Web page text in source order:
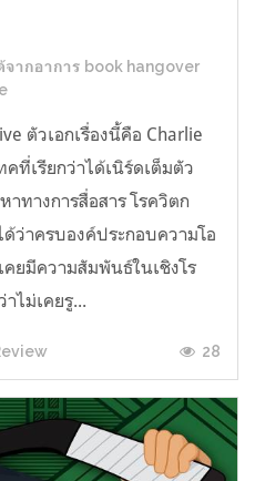
ากอาการ book hangover
ตัวเอกเรื่องนี้คือ Charlie
ที่เรียกว่าได้เนิร์ดเต็มตัว
ทางการสื่อสาร โรควิตก
ด้ว่าครบองค์ประกอบความโอ
คยมีความสัมพันธ์ในเชิงโร
ไม่เคยรู...
28